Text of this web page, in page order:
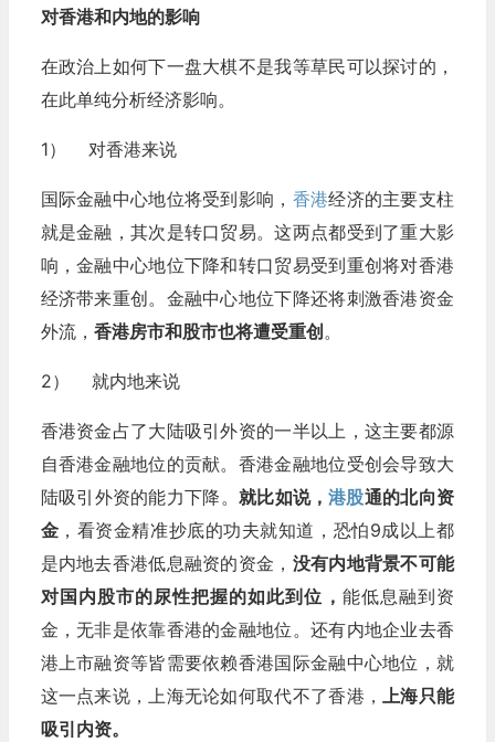
对香港和内地的影响
在政治上如何下一盘大棋不是我等草民可以探讨的，
在此单纯分析经济影响。
1） 对香港来说
国际金融中心地位将受到影响， 香港经济的主要支柱
就是金融，其次是转口贸易。这两点都受到了重大影
响，金融中心地位下降和转口贸易受到重创将对香港
经济带来重创。金融中心地位下降还将刺激香港资金
外流， 香港房市和股市也将遭受重创 。
2） 就内地来说
香港资金占了大陆吸引外资的一半以上，这主要都源
自香港金融地位的贡献。香港金融地位受创会导致大
陆吸引外资的能力下降。 就比如说，港股通的北向资
金 ，看资金精准抄底的功夫就知道，恐怕9成以上都
是内地去香港低息融资的资金， 没有内地背景不可能
对国内股市的尿性把握的如此到位， 能低息融到资
金，无非是依靠香港的金融地位。还有内地企业去香
港上市融资等皆需要依赖香港国际金融中心地位，就
这一点来说，上海无论如何取代不了香港，上海只能
吸引内资。